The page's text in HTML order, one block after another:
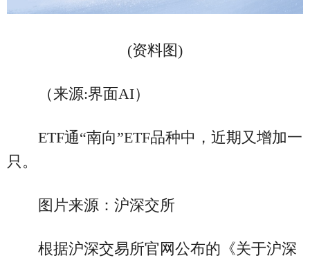
(资料图)
（来源:界面AI）
ETF通“南向”ETF品种中，近期又增加一
只。
图片来源：沪深交所
根据沪深交易所官网公布的《关于沪深